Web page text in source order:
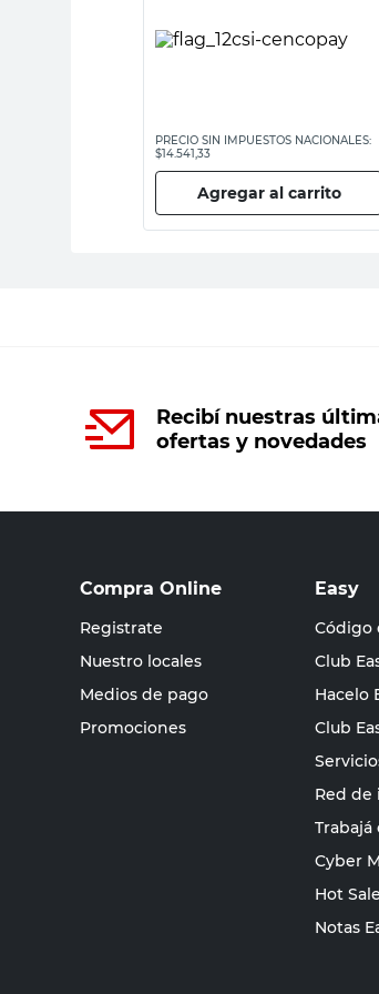
PRECIO SIN IMPUESTOS NACIONALES:
$14.541,33
Agregar al carrito
Recibí nuestras
ofertas y novedades
Compra Online
Registrate
Nuestro locales
Medios de pago
Promociones
Easy
Código
Club
Hacelo
Club
Red de
Cyber
Hot Sale
Notas